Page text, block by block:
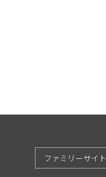
ファミリーサイト